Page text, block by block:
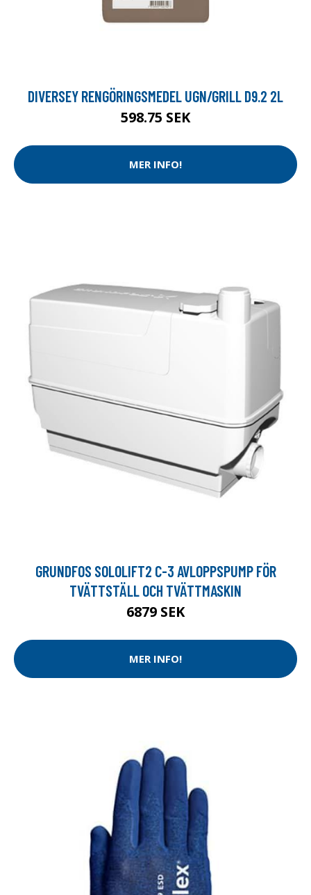
DIVERSEY RENGÖRINGSMEDEL UGN/GRILL D9.2 2L
598.75 SEK
MER INFO!
GRUNDFOS SOLOLIFT2 C-3 AVLOPPSPUMP FÖR
TVÄTTSTÄLL OCH TVÄTTMASKIN
6879 SEK
MER INFO!